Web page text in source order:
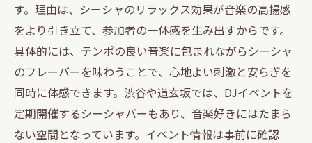
す。理由は、シーシャのリラックス効果が音楽の高揚感
をより引き立て、参加者の一体感を生み出すからです。
具体的には、テンポの良い音楽に包まれながらシーシャ
のフレーバーを味わうことで、心地よい刺激と安らぎを
同時に体感できます。渋谷や道玄坂では、DJイベントを
定期開催するシーシャバーもあり、音楽好きにはたまら
ない空間となっています。イベント情報は事前に確認